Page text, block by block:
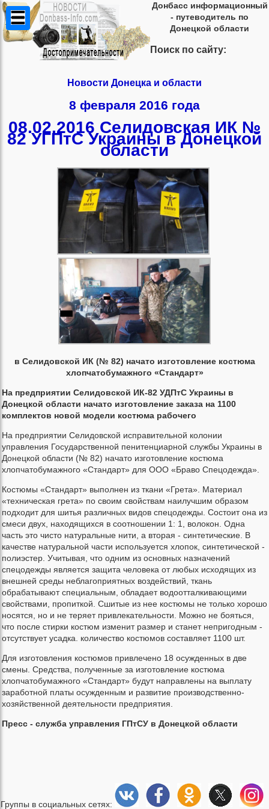
Донбасс информационный
- путеводитель по
Донецкой области
Поиск по сайту:
Новости Донецка и области
8 февраля 2016 года
08.02.2016 Селидовская ИК №
82 УГПтС Украины в Донецкой
области
в Селидовской ИК (№ 82) начато изготовление костюма
хлопчатобумажного «Стандарт»
На предприятии Селидовской ИК-82 УДПтС Украины в
Донецкой области начато изготовление заказа на 1100
комплектов новой модели костюма рабочего
На предприятии Селидовской исправительной колонии
управления Государственной пенитенциарной службы Украины в
Донецкой области (№ 82) начато изготовление костюма
хлопчатобумажного «Стандарт» для ООО «Браво Спецодежда».
Костюмы «Стандарт» выполнен из ткани «Грета». Материал
«техническая грета» по своим свойствам наилучшим образом
подходит для шитья различных видов спецодежды. Состоит она из
смеси двух, находящихся в соотношении 1: 1, волокон. Одна
часть это чисто натуральные нити, а вторая - синтетические. В
качестве натуральной части используется хлопок, синтетической -
полиэстер. Учитывая, что одним из основных назначений
спецодежды является защита человека от любых исходящих из
внешней среды неблагоприятных воздействий, ткань
обрабатывают специальным, обладает водоотталкивающими
свойствами, пропиткой. Сшитые из нее костюмы не только хорошо
носятся, но и не теряет привлекательности. Можно не бояться,
что после стирки костюм изменит размер и станет непригодным -
отсутствует усадка. количество костюмов составляет 1100 шт.
Для изготовления костюмов привлечено 18 осужденных в две
смены. Средства, полученные за изготовление костюма
хлопчатобумажного «Стандарт» будут направлены на выплату
заработной платы осужденным и развитие производственно-
хозяйственной деятельности предприятия.
Пресс - служба управления ГПтСУ в Донецкой области
Группы в социальных сетях: